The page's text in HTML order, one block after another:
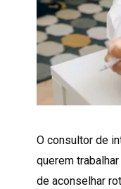
O consultor de
querem
de aconselhar